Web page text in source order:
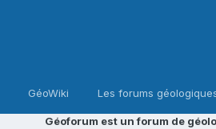
GéoWiki Les forums
Géoforum est un forum de